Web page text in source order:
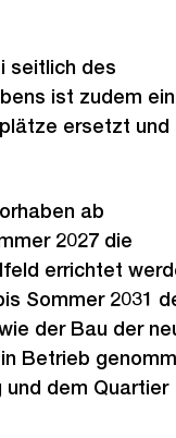
seitlich des
ist zudem
ersetzt und
ab
2027 die
errichtet
Sommer 2031
der Bau der
Betrieb
dem Quartier